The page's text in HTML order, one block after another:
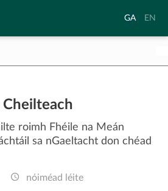
Aistrigh
Gaeilge
GA
to
EN
Cheilteach
roimh Fhéile na Meán
sa nGaeltacht don chéad
nóiméad léite